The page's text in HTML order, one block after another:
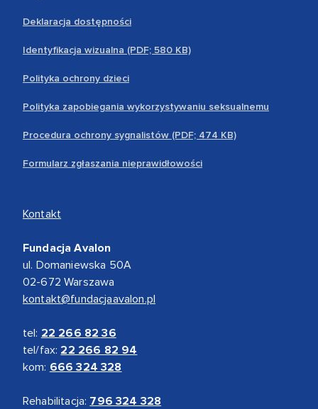
Deklaracja dostępności
Identyfikacja wizualna (PDF; 580 KB)
Polityka ochrony dzieci
Polityka zapobiegania wykorzystywaniu seksualnemu
Procedura ochrony sygnalistów (PDF; 474 KB)
Formularz zgłaszania nieprawidłowości
Kontakt
Fundacja Avalon
ul. Domaniewska 50A
02-672 Warszawa
kontakt@fundacjaavalon.pl
tel: 22 266 82 36
tel/fax: 22 266 82 94
kom: 666 324 328
Rehabilitacja: 796 324 328